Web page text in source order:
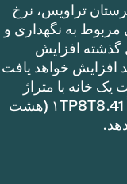
تراویس، نرخ
مربوط به نگهداری و
گذشته افزایش
نرخ مالیات عملاً ۸ درصد افزایش خواهد یافت
یک خانه با متراژ
۱TP8T100,000 متر مربع را تقریباً ۱TP8T8.41 (هشت